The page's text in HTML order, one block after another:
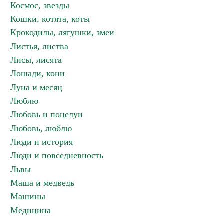
Космос, звезды
Кошки, котята, коты
Крокодилы, лягушки, змеи
Листья, листва
Лисы, лисята
Лошади, кони
Луна и месяц
Люблю
Любовь и поцелуи
Любовь, люблю
Люди и история
Люди и повседневность
Львы
Маша и медведь
Машины
Медицина